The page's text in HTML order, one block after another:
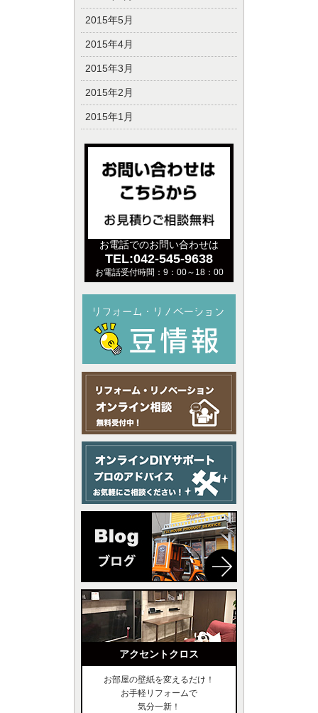
2015年5月
2015年4月
2015年3月
2015年2月
2015年1月
お電話でのお問い合わせは
TEL:042-545-9638
お電話受付時間：9：00～18：00
アクセントクロス
お部屋の壁紙を変えるだけ！
お手軽リフォームで
気分一新！